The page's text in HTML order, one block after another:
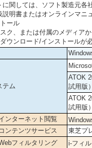
に関しては、ソフト製造元各
明書またはオンラインマニ
ール
ク、または付属のメディア
ウンロード/インストールが
テム
ATOK
試用版
ATOK
試用版
ンターネット閲覧
コンテンツサービス
東芝プ
フィルタリング
i-フィ